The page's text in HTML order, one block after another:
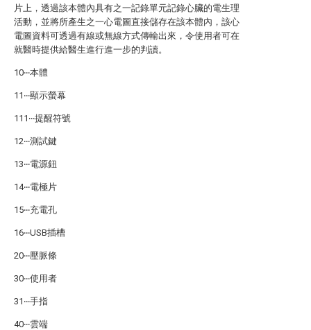
片上，透過該本體內具有之一記錄單元記錄心臟的電生理
活動，並將所產生之一心電圖直接儲存在該本體內，該心
電圖資料可透過有線或無線方式傳輸出來，令使用者可在
就醫時提供給醫生進行進一步的判讀。
10‧‧‧本體
11‧‧‧顯示螢幕
111‧‧‧提醒符號
12‧‧‧測試鍵
13‧‧‧電源鈕
14‧‧‧電極片
15‧‧‧充電孔
16‧‧‧USB插槽
20‧‧‧壓脈條
30‧‧‧使用者
31‧‧‧手指
40‧‧‧雲端